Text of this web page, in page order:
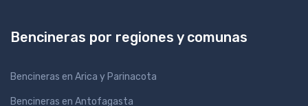
Bencineras por regiones y comunas
Bencineras en Arica y Parinacota
Bencineras en Antofagasta